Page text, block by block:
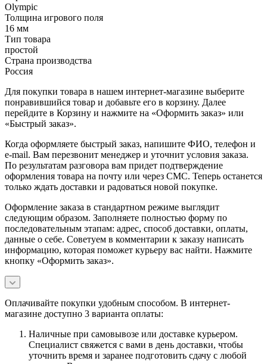
Olympic
Толщина игрового поля
16 мм
Тип товара
простой
Страна производства
Россия
Для покупки товара в нашем интернет-магазине выберите
понравившийся товар и добавьте его в корзину. Далее
перейдите в Корзину и нажмите на «Оформить заказ» или
«Быстрый заказ».
Когда оформляете быстрый заказ, напишите ФИО, телефон и
e-mail. Вам перезвонит менеджер и уточнит условия заказа.
По результатам разговора вам придет подтверждение
оформления товара на почту или через СМС. Теперь останется
только ждать доставки и радоваться новой покупке.
Оформление заказа в стандартном режиме выглядит
следующим образом. Заполняете полностью форму по
последовательным этапам: адрес, способ доставки, оплаты,
данные о себе. Советуем в комментарии к заказу написать
информацию, которая поможет курьеру вас найти. Нажмите
кнопку «Оформить заказ».
Оплачивайте покупки удобным способом. В интернет-
магазине доступно 3 варианта оплаты:
Наличные при самовывозе или доставке курьером.
Специалист свяжется с вами в день доставки, чтобы
уточнить время и заранее подготовить сдачу с любой